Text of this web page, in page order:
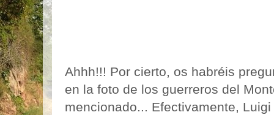
Ahhh!!! Por cierto, os habréis
en la foto de los guerreros del
mencionado... Efectivamente,